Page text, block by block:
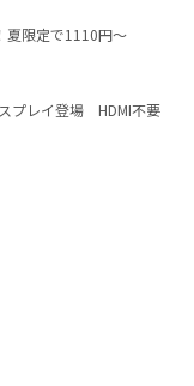
夏限定で1110円～
プレイ登場 HDMI不要